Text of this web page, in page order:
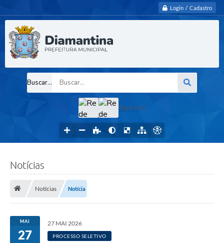
Login / Cadastro
Buscar...
Siga-nos
Notícias
Notícias Notícia
MAI
27
27 MAI 2026
PROCESSO SELETIVO